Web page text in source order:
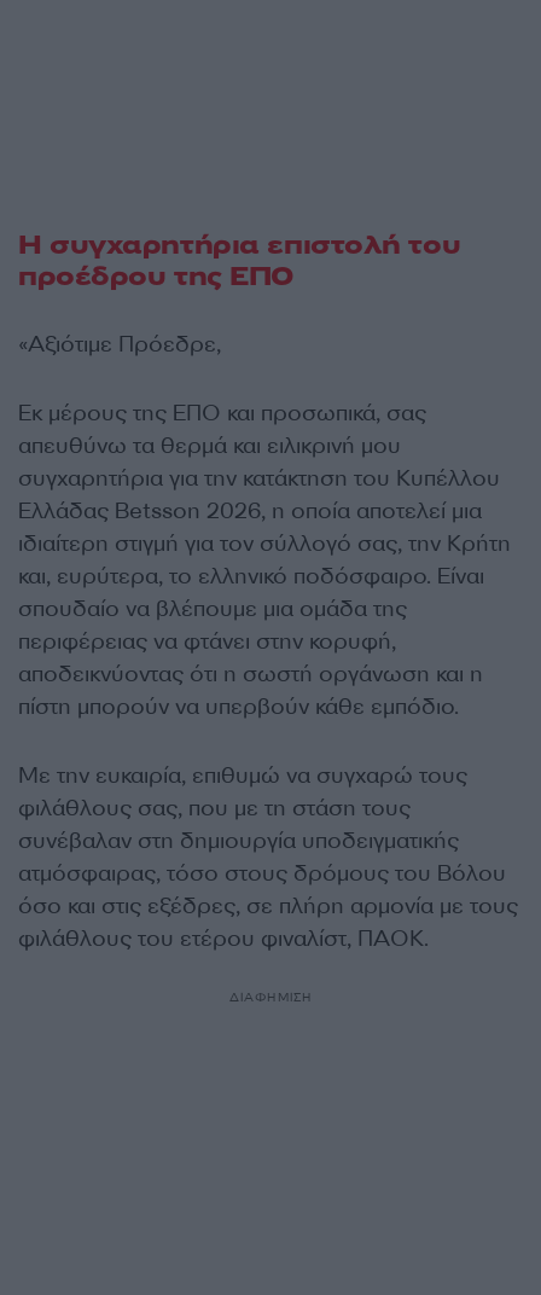
Η συγχαρητήρια επιστολή του
προέδρου της ΕΠΟ
«Αξιότιμε Πρόεδρε,
Εκ μέρους της ΕΠΟ και προσωπικά, σας
απευθύνω τα θερμά και ειλικρινή μου
συγχαρητήρια για την κατάκτηση του Κυπέλλου
Ελλάδας Betsson 2026, η οποία αποτελεί μια
ιδιαίτερη στιγμή για τον σύλλογό σας, την Κρήτη
και, ευρύτερα, το ελληνικό ποδόσφαιρο. Είναι
σπουδαίο να βλέπουμε μια ομάδα της
περιφέρειας να φτάνει στην κορυφή,
αποδεικνύοντας ότι η σωστή οργάνωση και η
πίστη μπορούν να υπερβούν κάθε εμπόδιο.
Με την ευκαιρία, επιθυμώ να συγχαρώ τους
φιλάθλους σας, που με τη στάση τους
συνέβαλαν στη δημιουργία υποδειγματικής
ατμόσφαιρας, τόσο στους δρόμους του Βόλου
όσο και στις εξέδρες, σε πλήρη αρμονία με τους
φιλάθλους του ετέρου φιναλίστ, ΠΑΟΚ.
ΔΙΑΦΗΜΙΣΗ